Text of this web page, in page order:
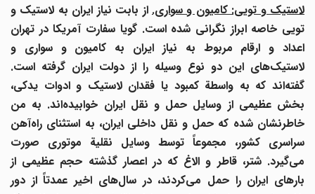
لاستیک و تویی: کامیون و سواری.از بابت نیاز ایران به لاستیک و
تویی خاصه ابراز نگرانی شده است. گویا سفارت آمریکا در تهران
اعداد و ارقام مربوط به نیاز ایران به کامیون و سواری و
لاستیکهای این دو نوع وسیله را از دولت ایران گرفته است.
گفتهاند که به واسطة کمبود یا فقدان لاستیک و ادوات یدکی،
بخش عظیمی از وسایل حمل و نقل ایران خوابیدهاند. به من
خاطرنشان شده که حمل و نقل داخلی ایران، به استثنای راهآهن
سراسری کشور، مجموعاً توسط وسایل نقلیة موتوری صورت
میگیرد. شتر، قاطر و الاغ که در اعصار گذشته حجم عظیمی از
بارهای ایران را حمل میکردند، در سالهای اخیر عمدتاً از دور